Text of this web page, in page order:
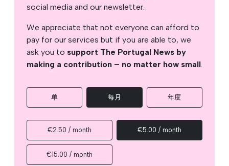
social media and our newsletter.
We appreciate that not everyone can afford to
pay for our services but if you are able to, we
ask you to support The Portugal News by
making a contribution – no matter how small.
单 每月 年度
€2.50 / month €5.00 / month
€15.00 / month